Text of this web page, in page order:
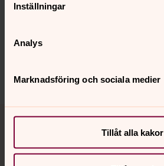
Inställningar
Analys
Marknadsföring och sociala medier
Tillåt alla kakor
innehåll?
Dela
Tillbaka till toppen
Tillbaka till innehållet